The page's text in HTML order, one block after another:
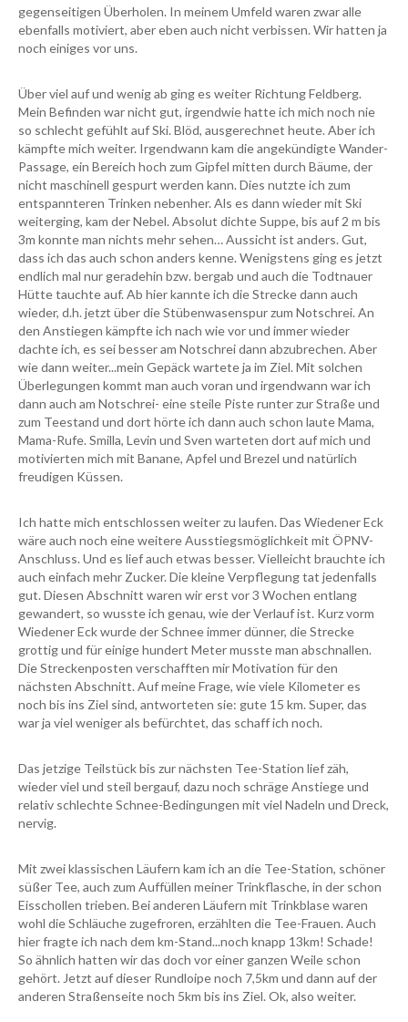
gegenseitigen Überholen. In meinem Umfeld waren zwar alle
ebenfalls motiviert, aber eben auch nicht verbissen. Wir hatten ja
noch einiges vor uns.
Über viel auf und wenig ab ging es weiter Richtung Feldberg.
Mein Befinden war nicht gut, irgendwie hatte ich mich noch nie
so schlecht gefühlt auf Ski. Blöd, ausgerechnet heute. Aber ich
kämpfte mich weiter. Irgendwann kam die angekündigte Wander-
Passage, ein Bereich hoch zum Gipfel mitten durch Bäume, der
nicht maschinell gespurt werden kann. Dies nutzte ich zum
entspannteren Trinken nebenher. Als es dann wieder mit Ski
weiterging, kam der Nebel. Absolut dichte Suppe, bis auf 2 m bis
3m konnte man nichts mehr sehen… Aussicht ist anders. Gut,
dass ich das auch schon anders kenne. Wenigstens ging es jetzt
endlich mal nur geradehin bzw. bergab und auch die Todtnauer
Hütte tauchte auf. Ab hier kannte ich die Strecke dann auch
wieder, d.h. jetzt über die Stübenwasenspur zum Notschrei. An
den Anstiegen kämpfte ich nach wie vor und immer wieder
dachte ich, es sei besser am Notschrei dann abzubrechen. Aber
wie dann weiter...mein Gepäck wartete ja im Ziel. Mit solchen
Überlegungen kommt man auch voran und irgendwann war ich
dann auch am Notschrei- eine steile Piste runter zur Straße und
zum Teestand und dort hörte ich dann auch schon laute Mama,
Mama-Rufe. Smilla, Levin und Sven warteten dort auf mich und
motivierten mich mit Banane, Apfel und Brezel und natürlich
freudigen Küssen.
Ich hatte mich entschlossen weiter zu laufen. Das Wiedener Eck
wäre auch noch eine weitere Ausstiegsmöglichkeit mit ÖPNV-
Anschluss. Und es lief auch etwas besser. Vielleicht brauchte ich
auch einfach mehr Zucker. Die kleine Verpflegung tat jedenfalls
gut. Diesen Abschnitt waren wir erst vor 3 Wochen entlang
gewandert, so wusste ich genau, wie der Verlauf ist. Kurz vorm
Wiedener Eck wurde der Schnee immer dünner, die Strecke
grottig und für einige hundert Meter musste man abschnallen.
Die Streckenposten verschafften mir Motivation für den
nächsten Abschnitt. Auf meine Frage, wie viele Kilometer es
noch bis ins Ziel sind, antworteten sie: gute 15 km. Super, das
war ja viel weniger als befürchtet, das schaff ich noch.
Das jetzige Teilstück bis zur nächsten Tee-Station lief zäh,
wieder viel und steil bergauf, dazu noch schräge Anstiege und
relativ schlechte Schnee-Bedingungen mit viel Nadeln und Dreck,
nervig.
Mit zwei klassischen Läufern kam ich an die Tee-Station, schöner
süßer Tee, auch zum Auffüllen meiner Trinkflasche, in der schon
Eisschollen trieben. Bei anderen Läufern mit Trinkblase waren
wohl die Schläuche zugefroren, erzählten die Tee-Frauen. Auch
hier fragte ich nach dem km-Stand...noch knapp 13km! Schade!
So ähnlich hatten wir das doch vor einer ganzen Weile schon
gehört. Jetzt auf dieser Rundloipe noch 7,5km und dann auf der
anderen Straßenseite noch 5km bis ins Ziel. Ok, also weiter.